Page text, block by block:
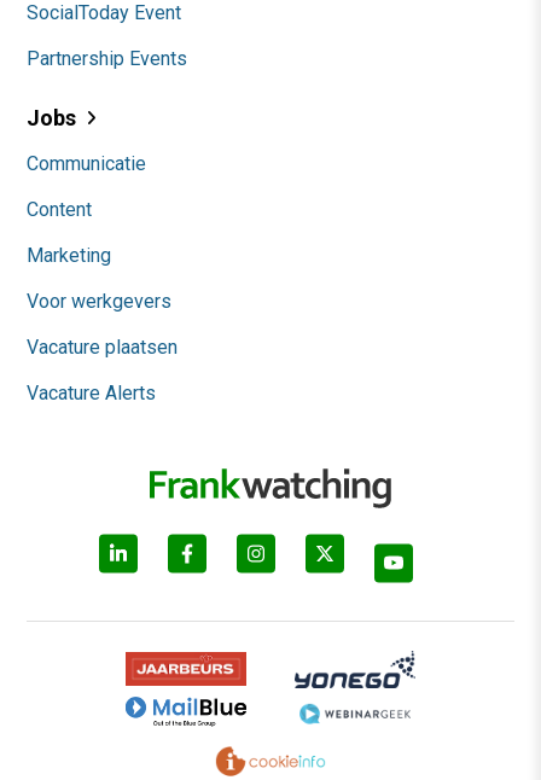
SocialToday Event
Partnership Events
Jobs
Communicatie
Content
Marketing
Voor werkgevers
Vacature plaatsen
Vacature Alerts